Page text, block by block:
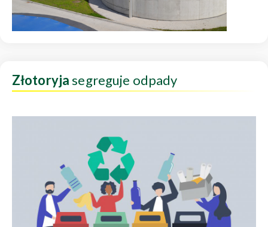
Złotoryjasegreguje odpady